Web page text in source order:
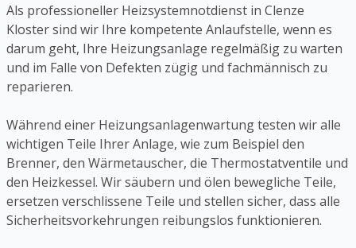
Als professioneller Heizsystemnotdienst in Clenze
Kloster sind wir Ihre kompetente Anlaufstelle, wenn es
darum geht, Ihre Heizungsanlage regelmäßig zu warten
und im Falle von Defekten zügig und fachmännisch zu
reparieren.
Während einer Heizungsanlagenwartung testen wir alle
wichtigen Teile Ihrer Anlage, wie zum Beispiel den
Brenner, den Wärmetauscher, die Thermostatventile und
den Heizkessel. Wir säubern und ölen bewegliche Teile,
ersetzen verschlissene Teile und stellen sicher, dass alle
Sicherheitsvorkehrungen reibungslos funktionieren.